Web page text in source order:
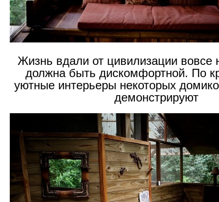
Жизнь вдали от цивилизации вовсе
должна быть дискомфортной. По
уютные интерьеры некоторых
демонстрируют